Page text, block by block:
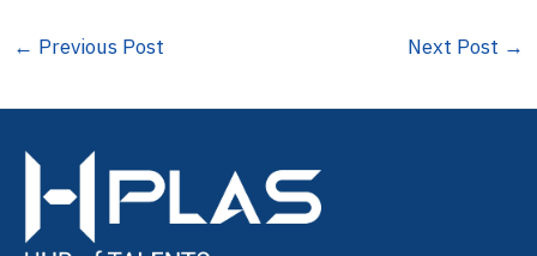
← Previous Post Next Post →